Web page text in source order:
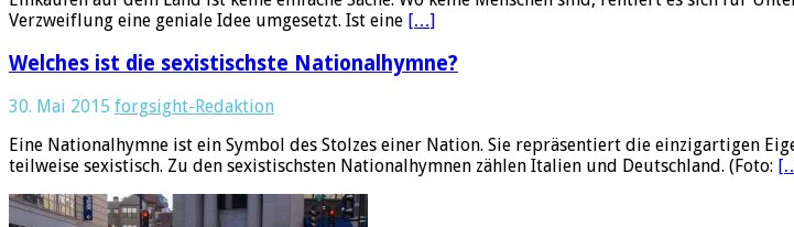
Verzweiflung eine geniale Idee umgesetzt. Ist eine […]
Welches ist die sexistischste Nationalhymne?
30. Mai 2015 forgsight-Redaktion
Eine Nationalhymne ist ein Symbol des Stolzes einer Nation. Sie repräsentiert die einzigartigen
teilweise sexistisch. Zu den sexistischsten Nationalhymnen zählen Italien und Deutschland. (Foto: